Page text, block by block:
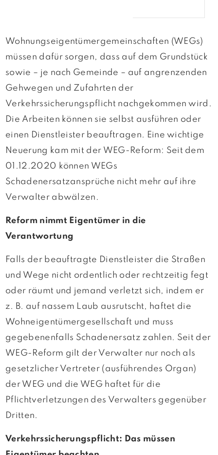
Wohnungseigentümergemeinschaften (WEGs)
müssen dafür sorgen, dass auf dem Grundstück
sowie – je nach Gemeinde – auf angrenzenden
Gehwegen und Zufahrten der
Verkehrssicherungspflicht nachgekommen wird.
Die Arbeiten können sie selbst ausführen oder
einen Dienstleister beauftragen. Eine wichtige
Neuerung kam mit der WEG-Reform: Seit dem
01.12.2020 können WEGs
Schadenersatzansprüche nicht mehr auf ihre
Verwalter abwälzen.
Reform nimmt Eigentümer in die
Verantwortung
Falls der beauftragte Dienstleister die Straßen
und Wege nicht ordentlich oder rechtzeitig fegt
oder räumt und jemand verletzt sich, indem er
z. B. auf nassem Laub ausrutscht, haftet die
Wohneigentümergesellschaft und muss
gegebenenfalls Schadenersatz zahlen. Seit der
WEG-Reform gilt der Verwalter nur noch als
gesetzlicher Vertreter (ausführendes Organ)
der WEG und die WEG haftet für die
Pflichtverletzungen des Verwalters gegenüber
Dritten.
Verkehrssicherungspflicht: Das müssen